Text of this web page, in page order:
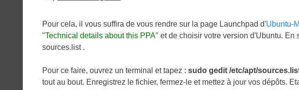
Pour cela, il vous suffira de vous rendre sur la page Launchpad d'Ubuntu-
"Technical details about this PPA" et de choisir votre version d'Ubuntu. En
sources.list .
Pour ce faire, ouvrez un terminal et tapez : sudo gedit /etc/apt/
tout au bout. Enregistrez le fichier, fermez-le et mettez à jour vos dépôts.